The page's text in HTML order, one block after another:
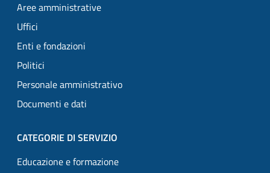
Aree amministrative
Uffici
Enti e fondazioni
Politici
Personale amministrativo
Documenti e dati
CATEGORIE DI SERVIZIO
Educazione e formazione